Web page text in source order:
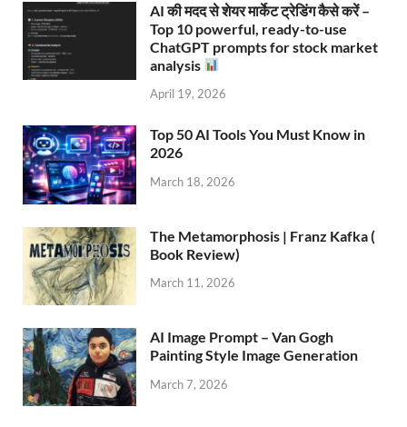
AI की मदद से शेयर मार्केट ट्रेडिंग कैसे करें –
Top 10 powerful, ready-to-use
ChatGPT prompts for stock market
analysis
April 19, 2026
Top 50 AI Tools You Must Know in
2026
March 18, 2026
The Metamorphosis | Franz Kafka (
Book Review)
March 11, 2026
AI Image Prompt – Van Gogh
Painting Style Image Generation
March 7, 2026